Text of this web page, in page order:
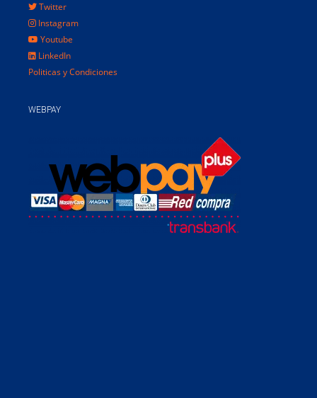
Twitter
Instagram
Youtube
LinkedIn
Politicas y Condiciones
WEBPAY